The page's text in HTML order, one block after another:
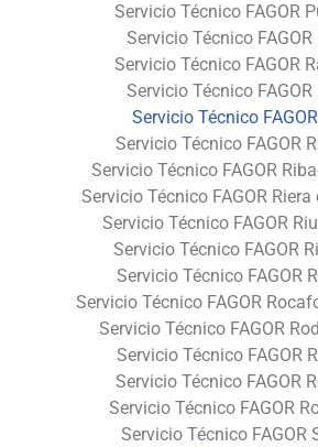
Servicio Técnico FAGOR
Servicio Técnico FAGOR
Servicio Técnico FAGOR
Servicio Técnico FAGOR
Servicio Técnico
Servicio Técnico FAGOR
Servicio Técnico FAGOR
Servicio Técnico FAGOR
Servicio Técnico FAGOR
Servicio Técnico FAGOR
Servicio Técnico FAGOR
Servicio Técnico FAGOR
Servicio Técnico FAGOR
Servicio Técnico FAGOR
Servicio Técnico FAGOR
Servicio Técnico FAGOR
Servicio Técnico FAGOR